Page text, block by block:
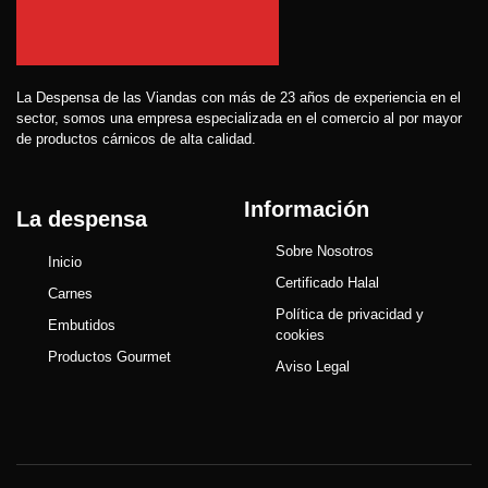
La Despensa de las Viandas con más de 23 años de experiencia en el
sector, somos una empresa especializada en el comercio al por mayor
de productos cárnicos de alta calidad.
La despensa
Inicio
Carnes
Embutidos
Productos Gourmet
Información
Sobre Nosotros
Certificado Halal
Política de privacidad y
cookies
Aviso Legal